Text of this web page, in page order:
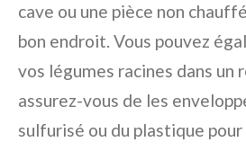
cave ou une pièce non
bon endroit. Vous pouvez
vos légumes racines dans un
assurez-vous de les
sulfurisé ou du plastique